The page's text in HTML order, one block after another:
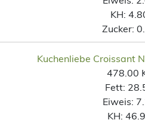
KH:
Zucker:
Kuchenliebe Croissant
478.00
Fett:
Eiweis:
KH: